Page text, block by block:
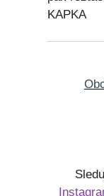
KAPKA